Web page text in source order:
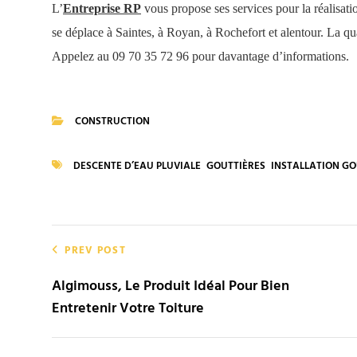
L’Entreprise RP vous propose ses services pour la
se déplace à Saintes, à Royan, à Rochefort et alentour. La
Appelez au 09 70 35 72 96 pour davantage d’informations.
CONSTRUCTION
DESCENTE D’EAU PLUVIALE GOUTTIÈRES INSTALLATION
Navigation
de
l’article
PREV POST
Algimouss, Le Produit Idéal Pour Bien
Entretenir Votre Toiture